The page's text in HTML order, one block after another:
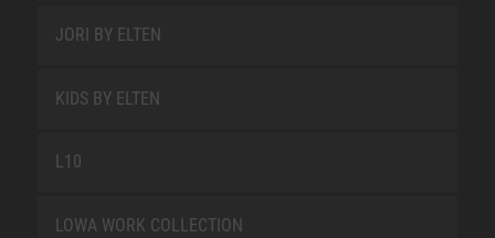
JORI BY ELTEN
KIDS BY ELTEN
L10
LOWA WORK COLLECTION